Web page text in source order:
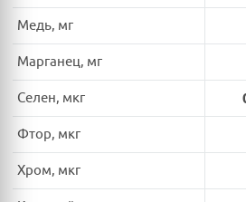
Медь, мг
Марганец, мг
Селен, мкг
Фтор, мкг
Хром, мкг